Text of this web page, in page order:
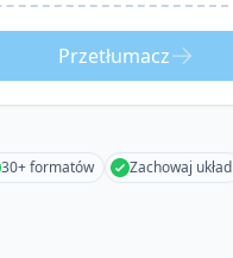
Przetłumacz
30+ formatów Zachowaj układ